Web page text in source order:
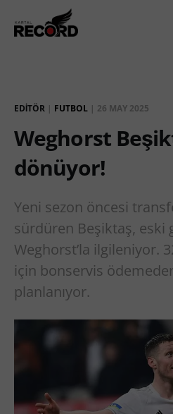
EDITÖR | FUTBOL | 26 MAY 2025
Weghorst
dönüyor!
Yeni sezon öncesi
sürdüren Beşiktaş, eski
Weghorst’la ilgileniyor.
için bonservis
planlanıyor.